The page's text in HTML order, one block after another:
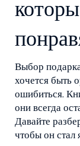
Выбор
хочется быть
ошибиться.
они всегда
Давайте
чтобы он стал